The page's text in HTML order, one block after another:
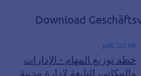
Download
pdf, 210 KB
خطة توزيع المهام - الإدارات
والمكاتب التابعة لإدارة مدينة